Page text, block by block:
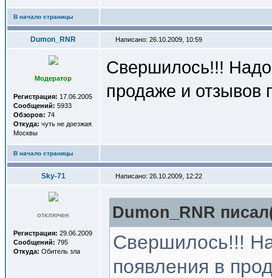
В начало страницы
Dumon_RNR Написано: 26.10.2009, 10:59
Модератор
Регистрация: 17.06.2005
Сообщений: 5933
Обзоров: 74
Откуда: чуть не доезжая
Москвы
Свершилось!!! Надо
продаже и отзывов
В начало страницы
Sky-71 Написано: 26.10.2009, 12:22
отключен
Регистрация: 29.06.2009
Сообщений: 795
Откуда: Обитель зла
Dumon_RNR
Свершилось!!!
появления в